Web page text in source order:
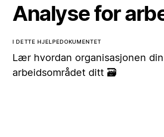
Analyse for
I DETTE HJELPEDOKUMENTET
Lær hvordan organisasjonen
arbeidsområdet ditt 🗃